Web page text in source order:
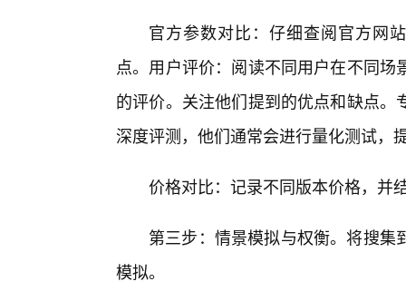
官方参数对比：仔细查阅官方网
点。用户评价：阅读不同用户在不同
的评价。关注他们提到的优点和缺点
深度评测，他们通常会进行量化测试，
价格对比：记录不同版本价格，并
第三步：情景模拟与权衡。将搜
模拟。